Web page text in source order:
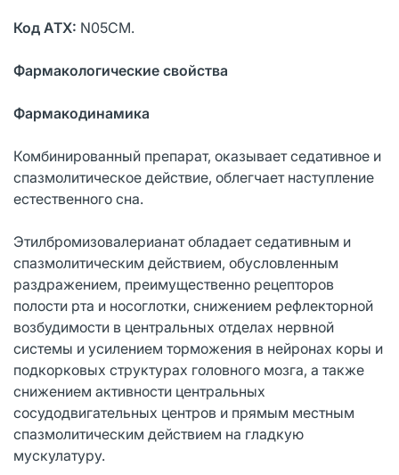
Код АТХ: N05СМ.
Фармакологические свойства
Фармакодинамика
Комбинированный препарат, оказывает седативное и
спазмолитическое действие, облегчает наступление
естественного сна.
Этилбромизовалерианат обладает седативным и
спазмолитическим действием, обусловленным
раздражением, преимущественно рецепторов
полости рта и носоглотки, снижением рефлекторной
возбудимости в центральных отделах нервной
системы и усилением торможения в нейронах коры и
подкорковых структурах головного мозга, а также
снижением активности центральных
сосудодвигательных центров и прямым местным
спазмолитическим действием на гладкую
мускулатуру.